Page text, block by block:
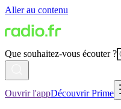
Aller au contenu
Que souhaitez-vous écouter ?
Ouvrir l'appDécouvrir Prime